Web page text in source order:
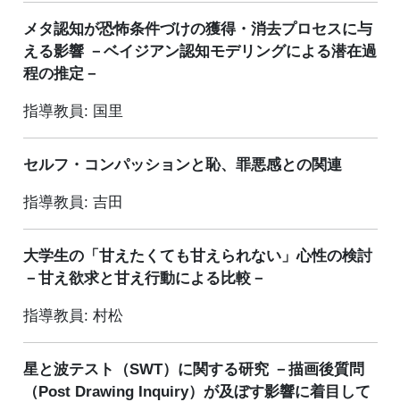
メタ認知が恐怖条件づけの獲得・消去プロセスに与
える影響 －ベイジアン認知モデリングによる潜在過
程の推定－
指導教員: 国里
セルフ・コンパッションと恥、罪悪感との関連
指導教員: 吉田
大学生の「甘えたくても甘えられない」心性の検討
－甘え欲求と甘え行動による比較－
指導教員: 村松
星と波テスト（SWT）に関する研究 －描画後質問
（Post Drawing Inquiry）が及ぼす影響に着目して